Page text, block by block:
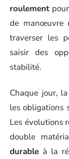
roulement
de manœuvre
traverser les
saisir des
stabilité.
Chaque jour,
les obligations
Les évolutions
double
durable à la